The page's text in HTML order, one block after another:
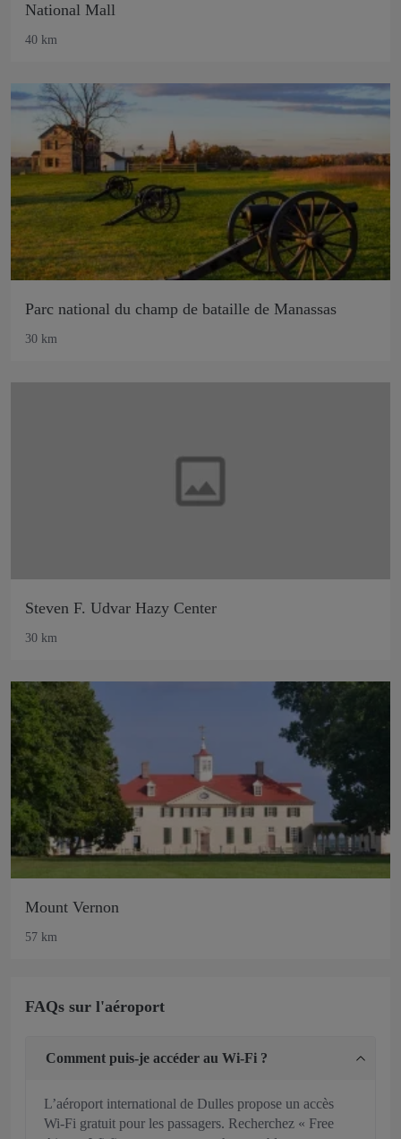
National Mall
40 km
Parc national du champ de bataille de Manassas
30 km
Steven F. Udvar Hazy Center
30 km
Mount Vernon
57 km
FAQs sur l'aéroport
Comment puis-je accéder au Wi-Fi ?
L’aéroport international de Dulles propose un accès
Wi-Fi gratuit pour les passagers. Recherchez « Free